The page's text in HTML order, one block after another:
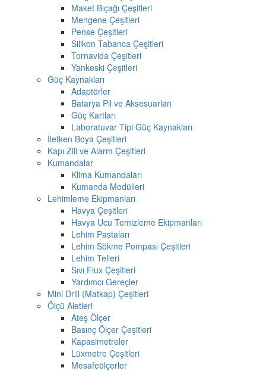
Maket Bıçağı Çeşitleri
Mengene Çeşitleri
Pense Çeşitleri
Silikon Tabanca Çeşitleri
Tornavida Çeşitleri
Yankeski Çeşitleri
Güç Kaynakları
Adaptörler
Batarya Pil ve Aksesuarları
Güç Kartları
Laboratuvar Tipi Güç Kaynakları
İletken Boya Çeşitleri
Kapı Zili ve Alarm Çeşitleri
Kumandalar
Klima Kumandaları
Kumanda Modülleri
Lehimleme Ekipmanları
Havya Çeşitleri
Havya Ucu Temizleme Ekipmanları
Lehim Pastaları
Lehim Sökme Pompası Çeşitleri
Lehim Telleri
Sıvı Flux Çeşitleri
Yardımcı Gereçler
Mini Drill (Matkap) Çeşitleri
Ölçü Aletleri
Ateş Ölçer
Basınç Ölçer Çeşitleri
Kapasimetreler
Lüxmetre Çeşitleri
Mesafeölçerler